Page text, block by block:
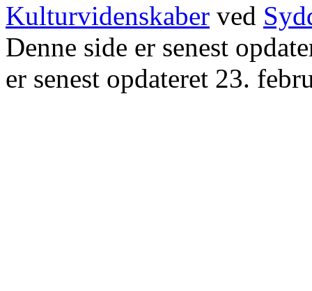
Kulturvidenskaber ved
Denne side er senest
er senest opdateret 23.